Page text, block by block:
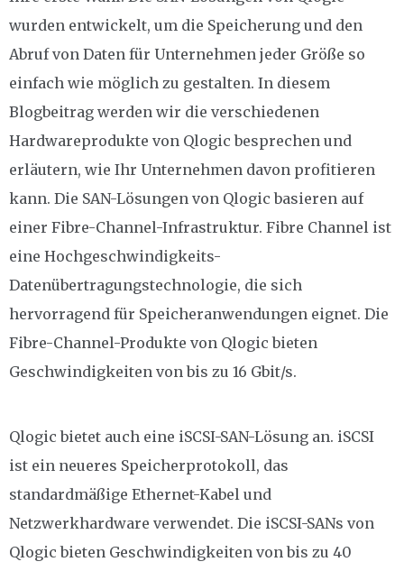
wurden entwickelt, um die Speicherung und den
Abruf von Daten für Unternehmen jeder Größe so
einfach wie möglich zu gestalten. In diesem
Blogbeitrag werden wir die verschiedenen
Hardwareprodukte von Qlogic besprechen und
erläutern, wie Ihr Unternehmen davon profitieren
kann. Die SAN-Lösungen von Qlogic basieren auf
einer Fibre-Channel-Infrastruktur. Fibre Channel ist
eine Hochgeschwindigkeits-
Datenübertragungstechnologie, die sich
hervorragend für Speicheranwendungen eignet. Die
Fibre-Channel-Produkte von Qlogic bieten
Geschwindigkeiten von bis zu 16 Gbit/s.
Qlogic bietet auch eine iSCSI-SAN-Lösung an. iSCSI
ist ein neueres Speicherprotokoll, das
standardmäßige Ethernet-Kabel und
Netzwerkhardware verwendet. Die iSCSI-SANs von
Qlogic bieten Geschwindigkeiten von bis zu 40